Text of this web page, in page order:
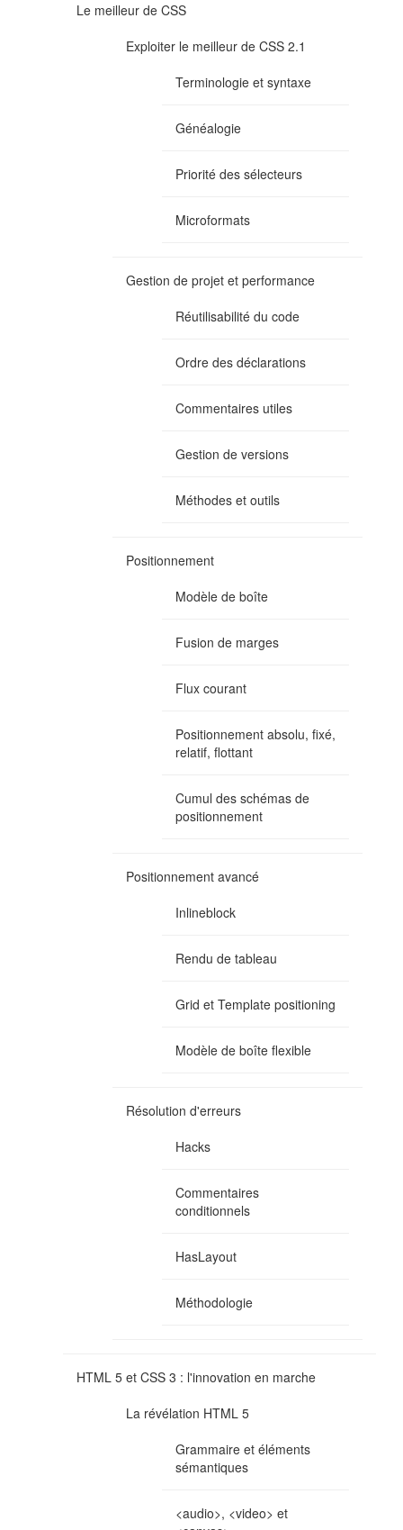
Le meilleur de CSS
Exploiter le meilleur de CSS 2.1
Terminologie et syntaxe
Généalogie
Priorité des sélecteurs
Microformats
Gestion de projet et performance
Réutilisabilité du code
Ordre des déclarations
Commentaires utiles
Gestion de versions
Méthodes et outils
Positionnement
Modèle de boîte
Fusion de marges
Flux courant
Positionnement absolu, fixé,
relatif, flottant
Cumul des schémas de
positionnement
Positionnement avancé
Inlineblock
Rendu de tableau
Grid et Template positioning
Modèle de boîte flexible
Résolution d'erreurs
Hacks
Commentaires
conditionnels
HasLayout
Méthodologie
HTML 5 et CSS 3 : l'innovation en marche
La révélation HTML 5
Grammaire et éléments
sémantiques
<audio>, <video> et